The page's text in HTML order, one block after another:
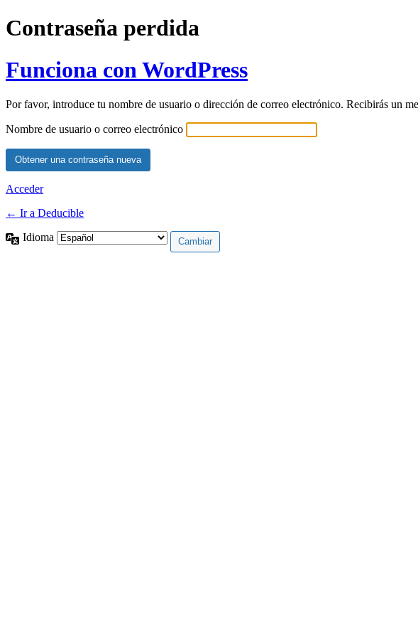
Contraseña perdida
Funciona con WordPress
Por favor, introduce tu nombre de usuario o dirección de correo electrónico. Recibirás un
Nombre de usuario o correo electrónico
Acceder
← Ir a Deducible
Idioma